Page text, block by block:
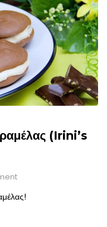
(Irini’s